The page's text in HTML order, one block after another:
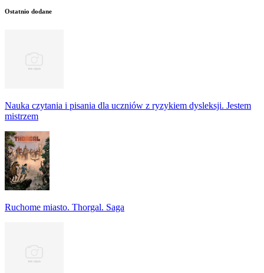
Ostatnio dodane
Nauka czytania i pisania dla uczniów z ryzykiem dysleksji. Jestem
mistrzem
Ruchome miasto. Thorgal. Saga